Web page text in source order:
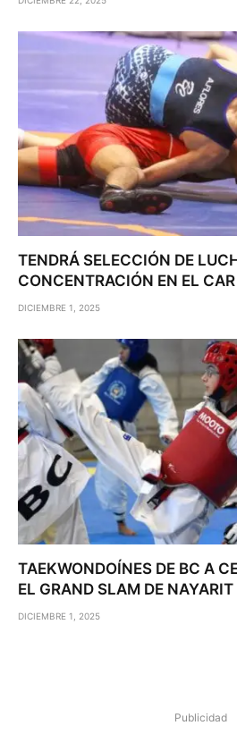
TENDRÁ SELECCIÓN DE
CONCENTRACIÓN EN EL
DICIEMBRE 1, 2025
TAEKWONDOÍNES DE BC A
EL GRAND SLAM DE NAYARIT
DICIEMBRE 1, 2025
Publicidad